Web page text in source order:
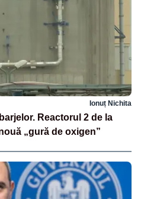
Ionuț Nichita
Reactorul 2 de la
„gură de oxigen”